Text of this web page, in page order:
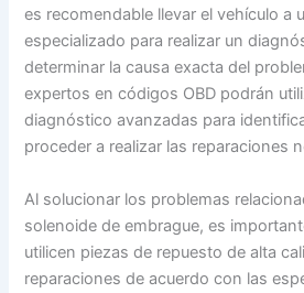
es recomendable llevar el vehículo a
especializado para realizar un
determinar la causa exacta del
expertos en códigos OBD podrán
diagnóstico avanzadas para
proceder a realizar las reparaciones
Al solucionar los problemas
solenoide de embrague, es
utilicen piezas de repuesto de alta
reparaciones de acuerdo con las